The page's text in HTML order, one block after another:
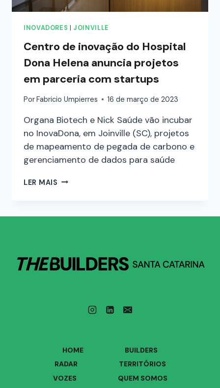
INOVADORES JOINVILLE
Centro de inovação do Hospital
Dona Helena anuncia projetos
em parceria com startups
PorFabricio Umpierres 16 de março de 2023
Organa Biotech e Nick Saúde vão incubar
no InovaDona, em Joinville (SC), projetos
de mapeamento de pegada de carbono e
gerenciamento de dados para saúde
LER MAIS
HOME
BUILDERS
RADAR
TERRITÓRIOS
VOZES
QUEM SOMOS